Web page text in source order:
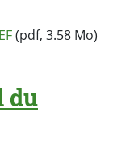
(pdf, 3.58 Mo)
du